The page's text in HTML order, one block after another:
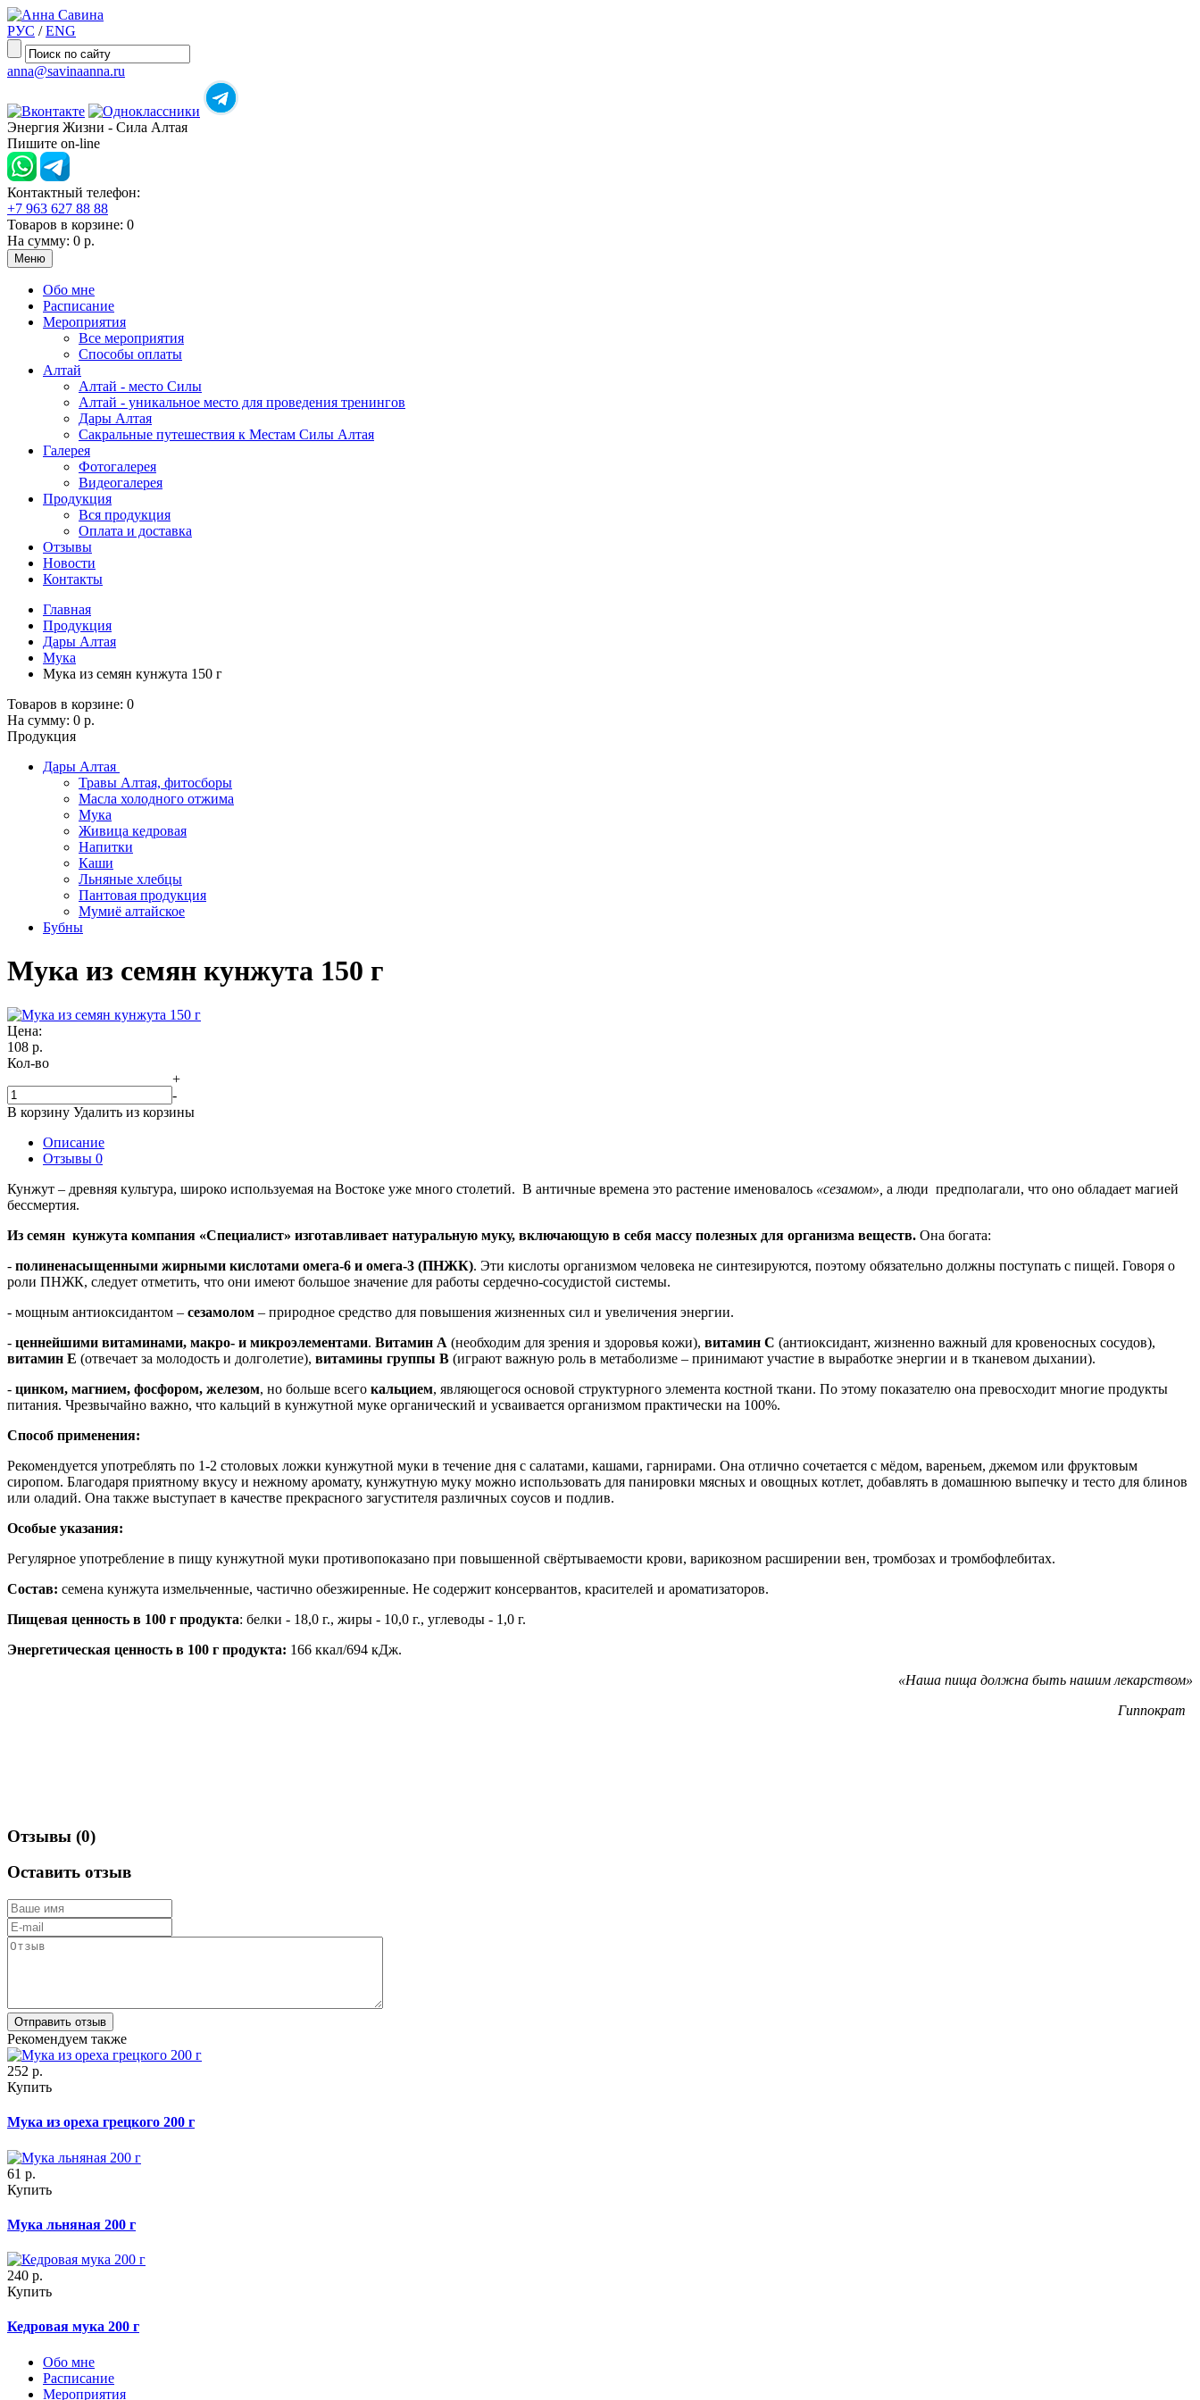
РУС /ENG
anna@savinaanna.ru
Энергия Жизни - Сила Алтая
Пишите on-line
Контактный телефон:
+7 963 627 88 88
Товаров в корзине: 0
На сумму: 0 р.
Меню
Обо мне
Расписание
Мероприятия
Все мероприятия
Способы оплаты
Алтай
Алтай - место Силы
Алтай - уникальное место для проведения тренингов
Дары Алтая
Сакральные путешествия к Местам Силы Алтая
Галерея
Фотогалерея
Видеогалерея
Продукция
Вся продукция
Оплата и доставка
Отзывы
Новости
Контакты
Главная
Продукция
Дары Алтая
Мука
Мука из семян кунжута 150 г
Товаров в корзине: 0
На сумму: 0 р.
Продукция
Дары Алтая
Травы Алтая, фитосборы
Масла холодного отжима
Мука
Живица кедровая
Напитки
Каши
Льняные хлебцы
Пантовая продукция
Мумиё алтайское
Бубны
Мука из семян кунжута 150 г
Цена:
108 р.
Кол-во
+
-
В корзину Удалить из корзины
Описание
Отзывы 0
Кунжут – древняя культура, широко используемая на Востоке уже много столетий. В античные времена это растение именовалось «сезамом», а люди предполагали, что оно обладает магией
бессмертия.
Из семян кунжута компания «Специалист» изготавливает натуральную муку, включающую в себя массу полезных для организма веществ. Она богата:
- полиненасыщенными жирными кислотами омега-6 и омега-3 (ПНЖК). Эти кислоты организмом человека не синтезируются, поэтому обязательно должны поступать с пищей. Говоря о
роли ПНЖК, следует отметить, что они имеют большое значение для работы сердечно-сосудистой системы.
- мощным антиоксидантом – сезамолом – природное средство для повышения жизненных сил и увеличения энергии.
- ценнейшими витаминами, макро- и микроэлементами. Витамин А (необходим для зрения и здоровья кожи), витамин С (антиоксидант, жизненно важный для кровеносных сосудов),
витамин Е (отвечает за молодость и долголетие), витамины группы В (играют важную роль в метаболизме – принимают участие в выработке энергии и в тканевом дыхании).
- цинком, магнием, фосфором, железом, но больше всего кальцием, являющегося основой структурного элемента костной ткани. По этому показателю она превосходит многие продукты
питания. Чрезвычайно важно, что кальций в кунжутной муке органический и усваивается организмом практически на 100%.
Способ применения:
Рекомендуется употреблять по 1-2 столовых ложки кунжутной муки в течение дня с салатами, кашами, гарнирами. Она отлично сочетается с мёдом, вареньем, джемом или фруктовым
сиропом. Благодаря приятному вкусу и нежному аромату, кунжутную муку можно использовать для панировки мясных и овощных котлет, добавлять в домашнюю выпечку и тесто для блинов
или оладий. Она также выступает в качестве прекрасного загустителя различных соусов и подлив.
Особые указания:
Регулярное употребление в пищу кунжутной муки противопоказано при повышенной свёртываемости крови, варикозном расширении вен, тромбозах и тромбофлебитах.
Состав: семена кунжута измельченные, частично обезжиренные. Не содержит консервантов, красителей и ароматизаторов.
Пищевая ценность в 100 г продукта: белки - 18,0 г., жиры - 10,0 г., углеводы - 1,0 г.
Энергетическая ценность в 100 г продукта: 166 ккал/694 кДж.
«Наша пища должна быть нашим лекарством»
Гиппократ
Отзывы (0)
Оставить отзыв
Рекомендуем также
252 р.
Купить
Мука из ореха грецкого 200 г
61 р.
Купить
Мука льняная 200 г
240 р.
Купить
Кедровая мука 200 г
Обо мне
Расписание
Мероприятия